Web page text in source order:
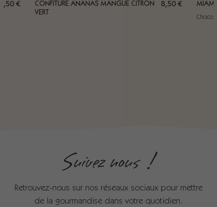
€
CONFITURE ANANAS MANGUE CITRON
VERT
8,50€
Suivez nous !
Retrouvez-nous sur nos réseaux sociaux pour mettre
de la gourmandise dans votre quotidien.